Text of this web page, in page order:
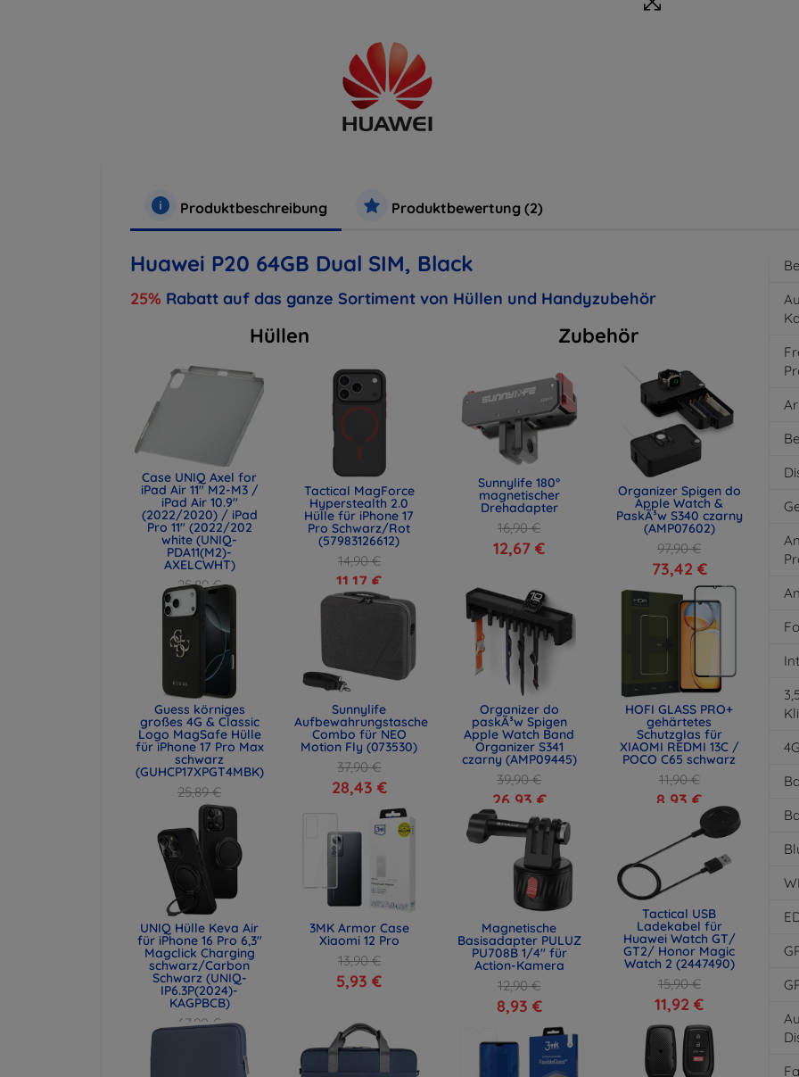
Produktbeschreibung Produktbewertung (2)
Huawei P20 64GB Dual SIM, Black
25% Rabatt auf das ganze Sortiment von Hüllen und Handyzubehör
Hüllen
Case UNIQ Axel for
iPad Air 11" M2-M3 /
iPad Air 10.9"
(2022/2020) / iPad
Pro 11" (2022/202
white (UNIQ-
PDA11(M2)-
AXELCWHT)
25,89 €
19,42 €
Tactical MagForce
Hyperstealth 2.0
Hülle für iPhone 17
Pro Schwarz/Rot
(57983126612)
14,90 €
11,17 €
Guess körniges
großes 4G & Classic
Logo MagSafe Hülle
für iPhone 17 Pro Max
schwarz
(GUHCP17XPGT4MBK)
25,89 €
19,42 €
Sunnylife
Aufbewahrungstasche
Combo für NEO
Motion Fly (073530)
37,90 €
28,43 €
UNIQ Hülle Keva Air
für iPhone 16 Pro 6,3"
Magclick Charging
schwarz/Carbon
Schwarz (UNIQ-
IP6.3P(2024)-
KAGPBCB)
67,90 €
3MK Armor Case
Xiaomi 12 Pro
13,90 €
5,93 €
Zubehör
Sunnylife 180°
magnetischer
Drehadapter
16,90 €
12,67 €
Organizer Spigen do
Apple Watch &
PaskÃ³w S340 czarny
(AMP07602)
97,90 €
73,42 €
Organizer do
paskÃ³w Spigen
Apple Watch Band
Organizer S341
czarny (AMP09445)
39,90 €
26,93 €
HOFI GLASS PRO+
gehärtetes
Schutzglas für
XIAOMI REDMI 13C /
POCO C65 schwarz
11,90 €
8,93 €
Magnetische
Basisadapter PULUZ
PU708B 1/4" für
Action-Kamera
12,90 €
8,93 €
Tactical USB
Ladekabel für
Huawei Watch GT/
GT2/ Honor Magic
Watch 2 (2447490)
15,90 €
11,92 €